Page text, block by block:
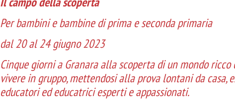
Per bambini e bambine di prima e seconda primaria
dal 20 al 24 giugno 2023
Cinque giorni a Granara alla scoperta di un mondo
vivere in gruppo, mettendosi alla prova lontani da casa,
educatori ed educatrici esperti e appassionati.